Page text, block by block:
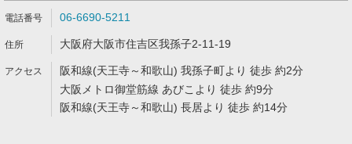
06-6690-5211
大阪府大阪市住吉区我孫子2-11-19
阪和線(天王寺～和歌山) 我孫子町より 徒歩 約2分
大阪メトロ御堂筋線 あびこより 徒歩 約9分
阪和線(天王寺～和歌山) 長居より 徒歩 約14分